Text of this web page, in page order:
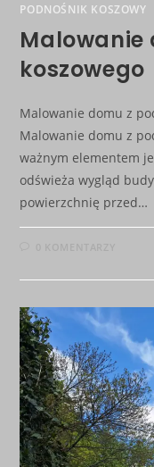
PODNOŚNIK KOSZOWY
Malowanie
koszowego
Malowanie domu z
Malowanie domu z
ważnym elementem
odświeża wygląd
powierzchnię przed…